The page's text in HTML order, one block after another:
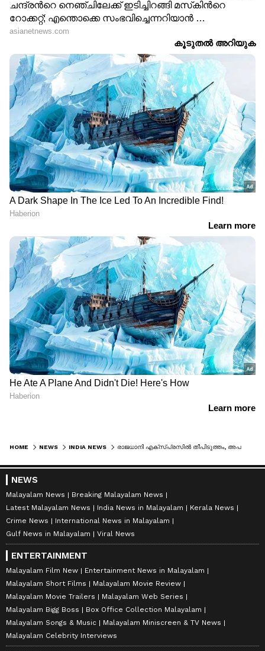
HOME NEWS INDIA NEWS
NEWS
Malayalam News
Breaking Malayalam News
Latest Malayalam News
India News in Malayalam
Kerala News
Crime News
International News in Malayalam
Gulf News in Malayalam
Viral News
ENTERTAINMENT
Malayalam Film New
Entertainment News in Malayalam
Malayalam Short Films
Malayalam Movie Review
Malayalam Movie Trailers
Malayalam Web Series
Malayalam Bigg Boss
Box Office Collection Malayalam
Malayalam Songs & Music
Malayalam Miniscreen & TV News
Malayalam Celebrity Interviews